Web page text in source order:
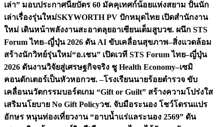
เล่า” มอบประกาศนียบัตร 60 มัคคุเทศก์น้อยแห่งสยาม ปั้นนัก
เล่าเรื่องรุ่นใหม่SKYWORTH PV ปักหมุดไทย เปิดสำนักงาน
ใหม่ เดินหน้าพลังงานสะอาดลุยอาเซียนเต็มสูบวช. ผนึก STS
Forum ไทย–ญี่ปุ่น 2026 ดัน AI ขับเคลื่อนสุขภาพ–สิ่งแวดล้อม
สร้างนักวิทย์รุ่นใหม่“อ.เชน” เปิดเวที STS Forum ไทย–ญี่ปุ่น
2026 ดันงานวิจัยสู่เศรษฐกิจจริง ชู Health Economy–เซมิ
คอนดักเตอร์เป็นหัวหอกวช. –โรงเรียนนายร้อยตำรวจ ขับ
เคลื่อนนวัตกรรมบอร์ดเกม “Gift or Guilt” สร้างความโปร่งใส
เสริมนโยบาย No Gift Policyวช. จับมือระนอง โชว์โดรนแปร
อักษร หนุนท่องเที่ยวงาน “อาบน้ำแร่แลระนอง 2569” ดัน